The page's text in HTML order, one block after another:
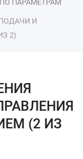
ПО ПАРАМЕТРАМ
И
2)
(2 ИЗ